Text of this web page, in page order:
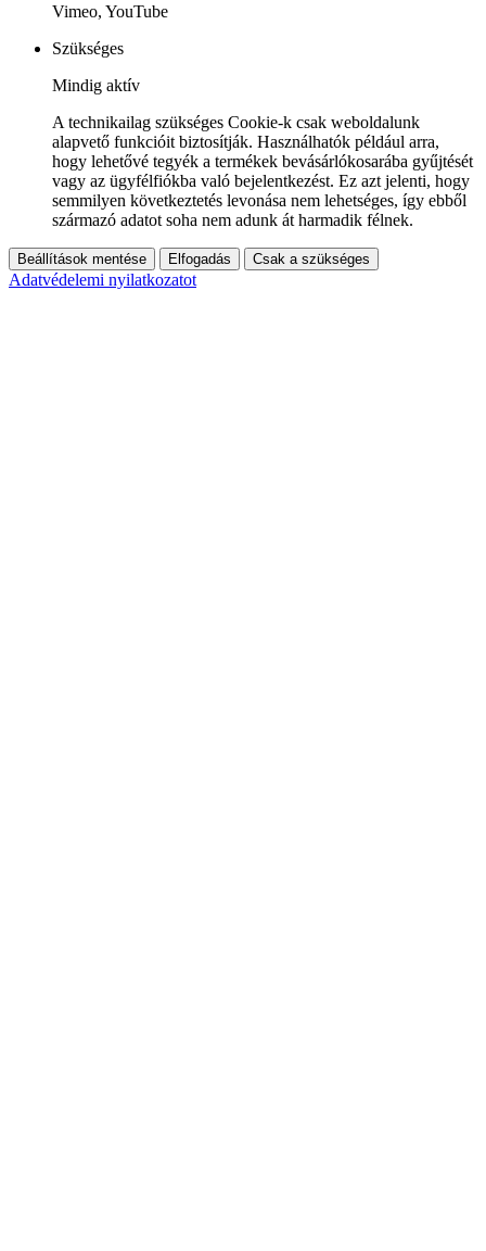
Vimeo, YouTube
Szükséges
Mindig aktív
A technikailag szükséges Cookie-k csak weboldalunk
alapvető funkcióit biztosítják. Használhatók például arra,
hogy lehetővé tegyék a termékek bevásárlókosarába gyűjtését
vagy az ügyfélfiókba való bejelentkezést. Ez azt jelenti, hogy
semmilyen következtetés levonása nem lehetséges, így ebből
származó adatot soha nem adunk át harmadik félnek.
Beállítások mentése Elfogadás Csak a szükséges
Adatvédelemi nyilatkozatot